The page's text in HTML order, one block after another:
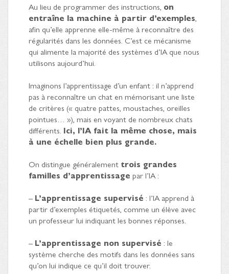
Au lieu de programmer des instructions, on
entraîne la machine à partir d’exemples,
afin qu’elle apprenne elle-même à reconnaître des
régularités dans les données. C’est ce mécanisme
qui alimente la majorité des systèmes d’IA que nous
utilisons aujourd’hui.
Imaginons l’apprentissage d’un enfant : il n’apprend
pas à reconnaître un chat en mémorisant une liste
de critères (« quatre pattes, moustaches, oreilles
pointues… »), mais en voyant de nombreux chats
différents. Ici, l’IA fait la même chose, mais
à une échelle bien plus grande.
On distingue généralement trois grandes
familles d’apprentissage par l’IA :
– L’apprentissage supervisé : l’IA apprend à
partir d’exemples étiquetés, comme un élève avec
un professeur lui indiquant les bonnes réponses.
– L’apprentissage non supervisé : le
système cherche des motifs dans les données sans
qu’on lui indique ce qu’il doit trouver.